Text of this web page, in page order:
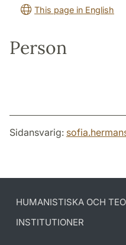
This page in English
Person
Sidansvarig:
HUMANISTISKA OCH
INSTITUTIONER